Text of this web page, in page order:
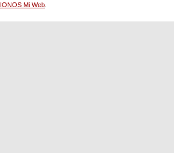
IONOS Mi Web